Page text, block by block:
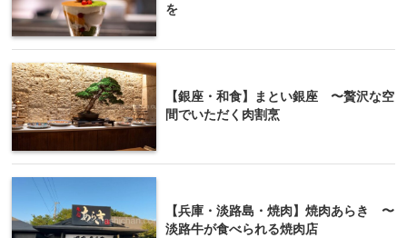
を
【銀座・和食】まとい銀座 〜贅沢な空
間でいただく肉割烹
【兵庫・淡路島・焼肉】焼肉あらき 〜
淡路牛が食べられる焼肉店